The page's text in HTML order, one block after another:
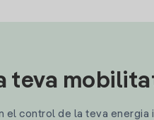
teva
control de la teva